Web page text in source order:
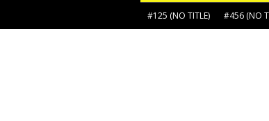
#125 (NO TITLE) #456 (NO